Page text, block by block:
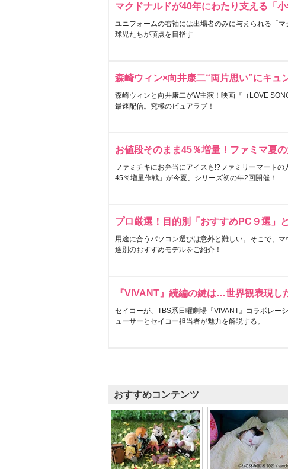
マクドナルドが40年にわたり支える「小
ユニフォームの右袖には出場者のみに与えられる「
球児たちが頂点を目指す
森崎ウィン×向井康二“両片思い”にキュ
森崎ウィンと向井康二がW主演！映画『（LOVE
最速配信。究極のピュアラブ！
お値段そのまま45％増量！ファミマ夏
ファミチキにお弁当にアイスも!?ファミリーマートの
45％増量作戦」が今夏、シリーズ初の年2回開催！
プロ厳選！目的別「おすすめPC９選」
用途に合うパソコン選びは意外と難しい。そこで、
途別のおすすめモデルをご紹介！
『VIVANT』続編の鍵は…世界観表現し
セイコーが、TBS系日曜劇場『VIVANT』コラボレー
ューサーとセイコー担当者が魅力を解説する。
おすすめコンテンツ